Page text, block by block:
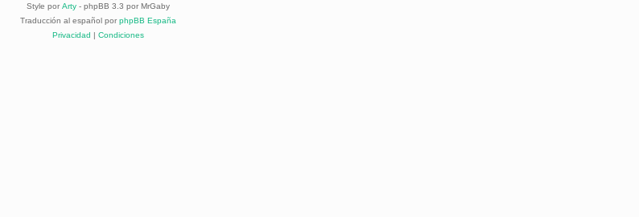
Style por Arty - phpBB 3.3 por MrGaby
Traducción al español por phpBB España
Privacidad | Condiciones